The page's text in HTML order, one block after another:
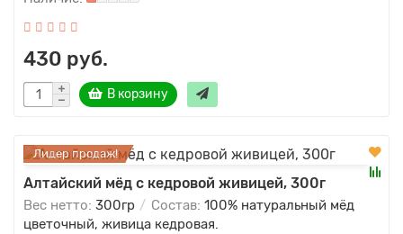
430 руб.
В корзину
Лидер продаж!
Алтайский мёд с кедровой живицей, 300г
Вес нетто: 300гр Состав: 100% натуральный мёд
цветочный, живица кедровая.